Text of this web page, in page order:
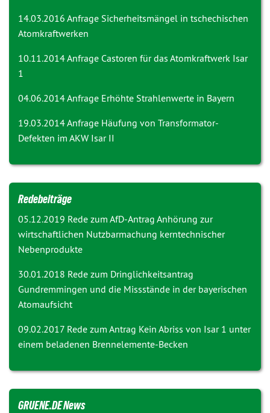
14.03.2016 Anfrage Sicherheitsmängel in tschechischen
Atomkraftwerken
10.11.2014 Anfrage Castoren für das Atomkraftwerk Isar
1
04.06.2014 Anfrage Erhöhte Strahlenwerte in Bayern
19.03.2014 Anfrage Häufung von Transformator-
Defekten im AKW Isar II
Redebeiträge
05.12.2019 Rede zum AfD-Antrag Anhörung zur
wirtschaftlichen Nutzbarmachung kerntechnischer
Nebenprodukte
30.01.2018 Rede zum Dringlichkeitsantrag
Gundremmingen und die Missstände in der bayerischen
Atomaufsicht
09.02.2017 Rede zum Antrag Kein Abriss von Isar 1 unter
einem beladenen Brennelemente-Becken
GRUENE.DE News